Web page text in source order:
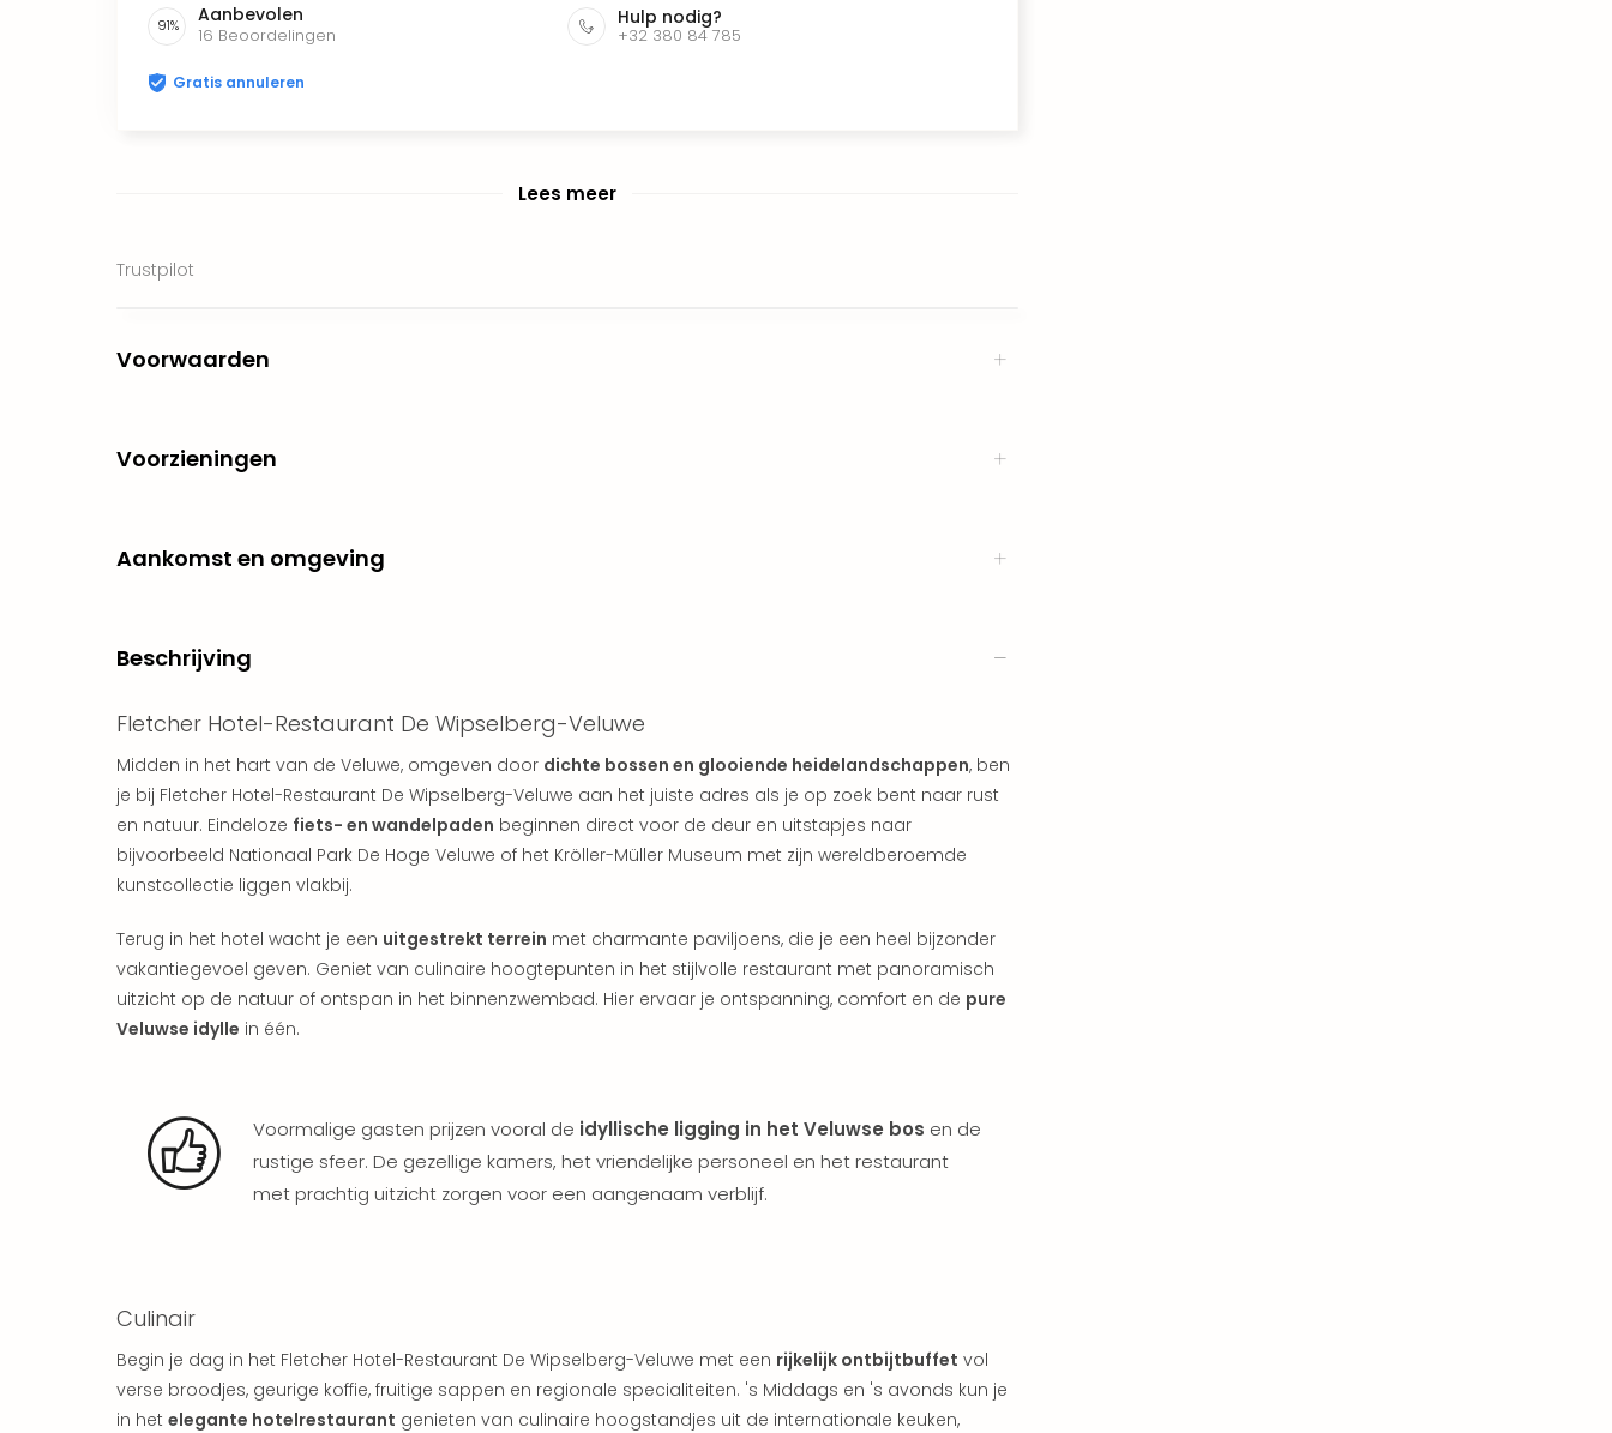
91% Aanbevolen
16 Beoordelingen
Hulp nodig?
+32 380 84 785
Gratis annuleren
Lees meer
Trustpilot
Voorwaarden
Voorzieningen
Aankomst en omgeving
Beschrijving
Fletcher Hotel-Restaurant De Wipselberg-Veluwe
Midden in het hart van de Veluwe, omgeven door dichte bossen en glooiende heidelandschappen, ben
je bij Fletcher Hotel-Restaurant De Wipselberg-Veluwe aan het juiste adres als je op zoek bent naar rust
en natuur. Eindeloze fiets- en wandelpaden beginnen direct voor de deur en uitstapjes naar
bijvoorbeeld Nationaal Park De Hoge Veluwe of het Kröller-Müller Museum met zijn wereldberoemde
kunstcollectie liggen vlakbij.
Terug in het hotel wacht je een uitgestrekt terrein met charmante paviljoens, die je een heel bijzonder
vakantiegevoel geven. Geniet van culinaire hoogtepunten in het stijlvolle restaurant met panoramisch
uitzicht op de natuur of ontspan in het binnenzwembad. Hier ervaar je ontspanning, comfort en de pure
Veluwse idylle in één.
Voormalige gasten prijzen vooral de idyllische ligging in het Veluwse bos en de
rustige sfeer. De gezellige kamers, het vriendelijke personeel en het restaurant
met prachtig uitzicht zorgen voor een aangenaam verblijf.
Culinair
Begin je dag in het Fletcher Hotel-Restaurant De Wipselberg-Veluwe met een rijkelijk ontbijtbuffet vol
verse broodjes, geurige koffie, fruitige sappen en regionale specialiteiten. 's Middags en 's avonds kun je
in het elegante hotelrestaurant genieten van culinaire hoogstandjes uit de internationale keuken,